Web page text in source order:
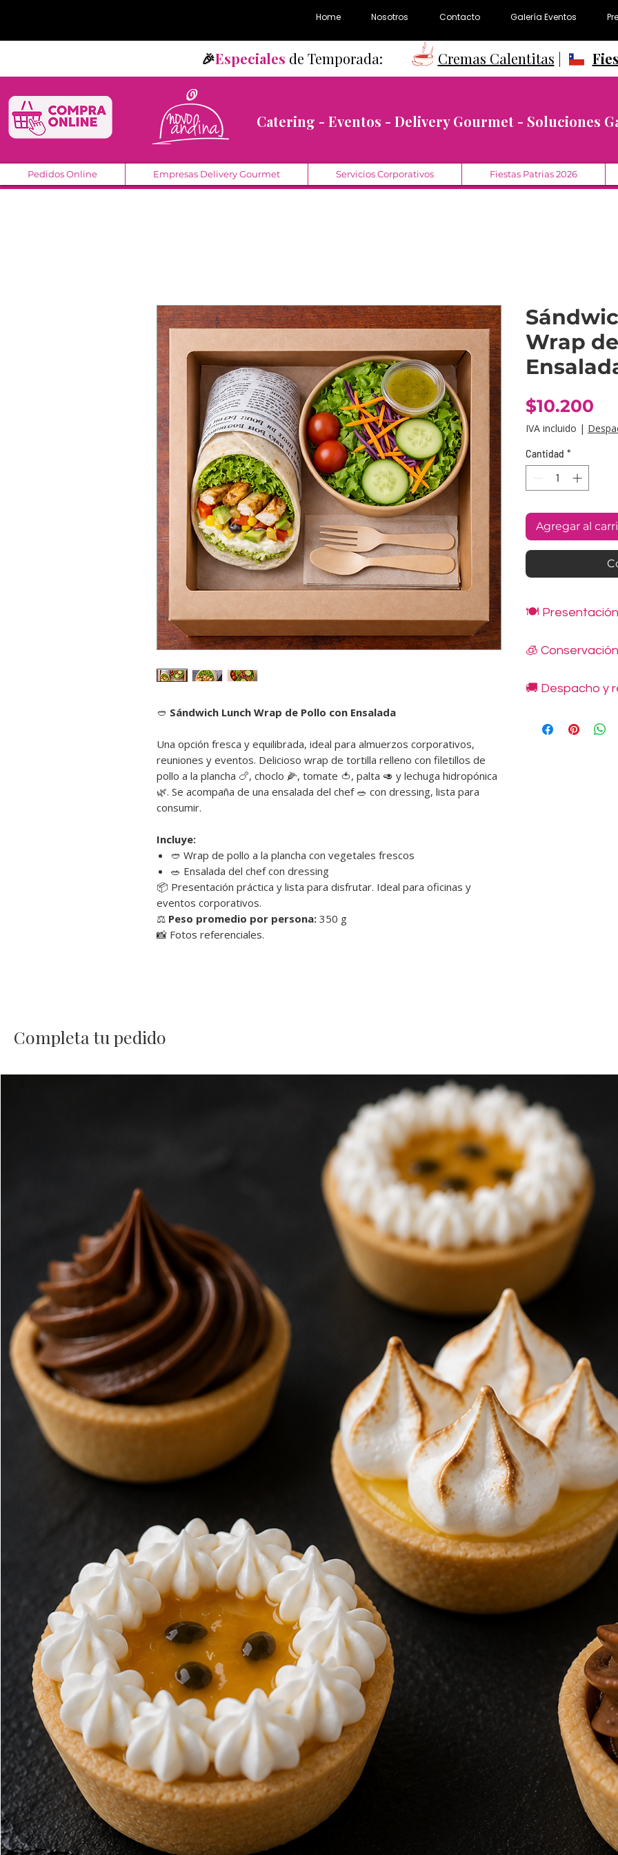
Home Nosotros Contacto Galería Eventos
🎉Especiales de Temporada: Cremas Calentitas
Catering - Eventos - Delivery Gourmet - Soluciones
Pedidos Online Empresas Delivery Gourmet Servicios Corporativos Fiestas Patrias 2026
🥙 Sándwich Lunch Wrap de Pollo con Ensalada
Una opción fresca y equilibrada, ideal para almuerzos corporativos,
reuniones y eventos. Delicioso wrap de tortilla relleno con filetillos de
pollo a la plancha 🍗, choclo 🌽, tomate 🍅, palta 🥑 y lechuga hidropónica
🌿. Se acompaña de una ensalada del chef 🥗 con dressing, lista para
consumir.
Incluye:
🥙 Wrap de pollo a la plancha con vegetales frescos
🥗 Ensalada del chef con dressing
📦 Presentación práctica y lista para disfrutar. Ideal para oficinas y
eventos corporativos.
⚖️ Peso promedio por persona: 350 g
📸 Fotos referenciales.
Wrap
$10.200
IVA incluido |
Cantidad *
Agregar al
🍽️ Presentación
ensalada del chef
Incluye cubiertos de
individual.
🧊 Conservación
Duración: hasta 3
Una vez abierto,
🚚 Despacho y
indicadas en
Completa tu pedido